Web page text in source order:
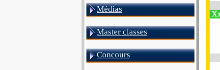
Médias
Master classes
Concours